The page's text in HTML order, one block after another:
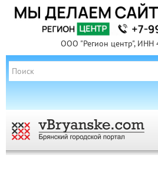
ООО "Регион центр", ИНН